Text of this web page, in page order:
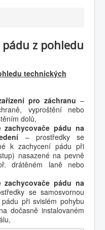
z pohledu
technických
pro záchranu –
vyproštění nebo
dolů,
zachycovače pádu na
– prostředky se
k zachycení pádu při
nasazené na pevně
drátěném laně nebo
zachycovače pádu na
se samosvornou
při svislém pohybu
dočasně instalovaném